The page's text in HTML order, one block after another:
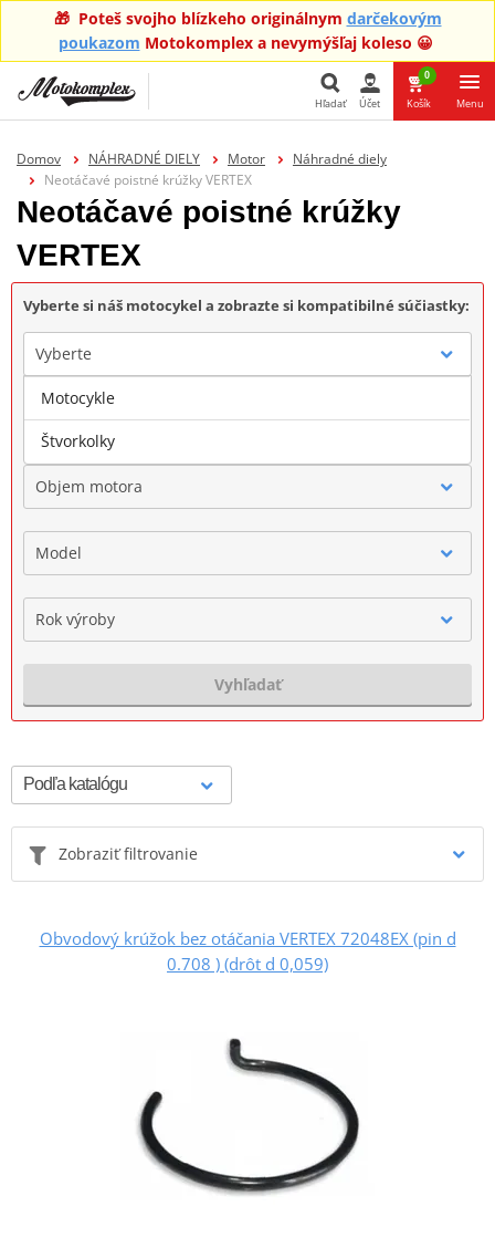
🎁 Poteš svojho blízkeho originálnym darčekovým
poukazom Motokomplex a nevymýšľaj koleso 😀
Hľadať Účet
0
Košík Menu
Domov NÁHRADNÉ DIELY Motor
Náhradné diely
Neotáčavé poistné krúžky VERTEX
Neotáčavé poistné krúžky
VERTEX
Vyberte si náš motocykel a zobrazte si kompatibilné súčiastky:
Vyberte
Značka
Objem motora
Model
Rok výroby
Vyhľadať
Zobraziť filtrovanie
Obvodový krúžok bez otáčania VERTEX 72048EX (pin d
0.708 ) (drôt d 0,059)
Motocykle
Štvorkolky